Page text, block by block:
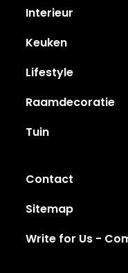
Interieur
Keuken
Lifestyle
Raamdecoratie
Tuin
Contact
Sitemap
Write for Us -